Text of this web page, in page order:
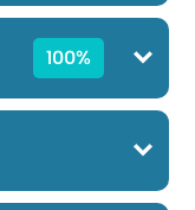
100%